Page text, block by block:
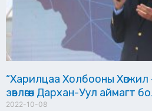
“Харилцаа Холбооны
зөвлөгөөн Дархан-Уул аймагт
2022-10-08